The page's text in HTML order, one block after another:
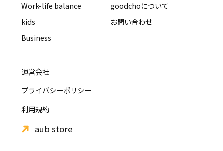
Work-life balance
goodchoについて
kids
お問い合わせ
Business
運営会社
プライバシーポリシー
利用規約
aub store